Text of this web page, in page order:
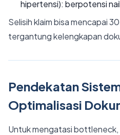
hipertensi): berpotensi
Selisih klaim bisa mencapai
tergantung kelengkapan
Pendekatan
Optimalisasi
Untuk mengatasi bottleneck,